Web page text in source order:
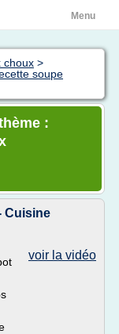
Menu
choux >
soupe
:
Cuisine
voir la vidéo